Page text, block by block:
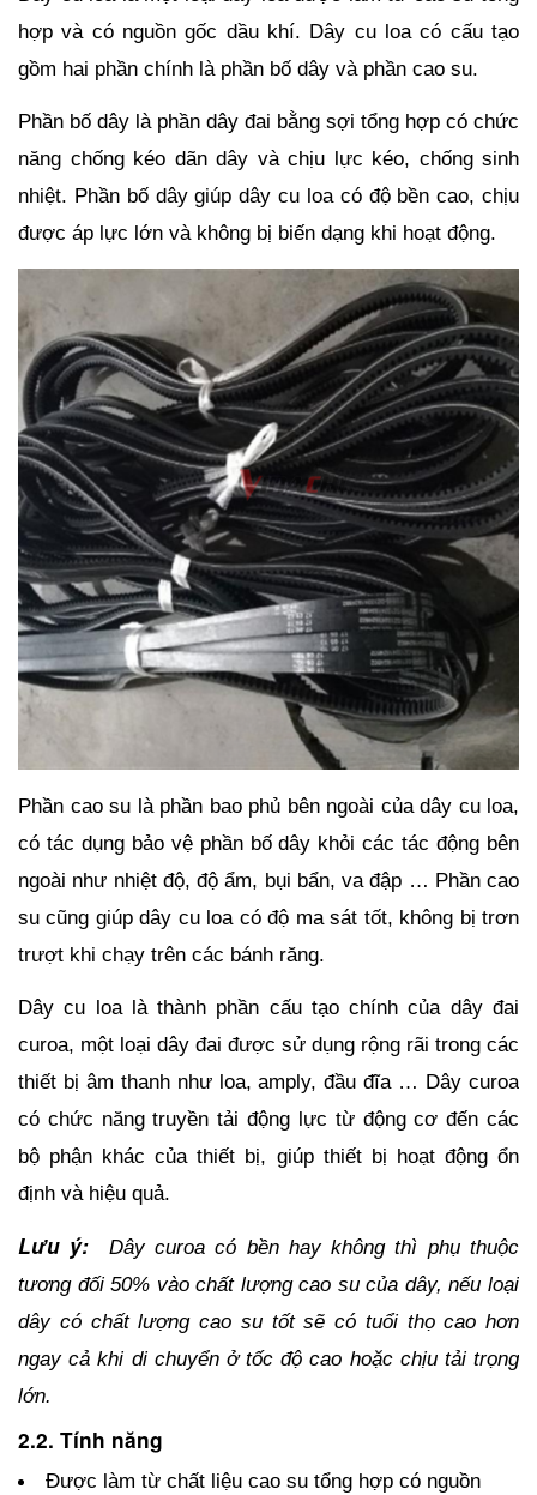
hợp và có nguồn gốc dầu khí. Dây cu loa có cấu tạo
gồm hai phần chính là phần bố dây và phần cao su.
Phần bố dây là phần dây đai bằng sợi tổng hợp có chức
năng chống kéo dãn dây và chịu lực kéo, chống sinh
nhiệt. Phần bố dây giúp dây cu loa có độ bền cao, chịu
được áp lực lớn và không bị biến dạng khi hoạt động.
Phần cao su là phần bao phủ bên ngoài của dây cu loa,
có tác dụng bảo vệ phần bố dây khỏi các tác động bên
ngoài như nhiệt độ, độ ẩm, bụi bẩn, va đập … Phần cao
su cũng giúp dây cu loa có độ ma sát tốt, không bị trơn
trượt khi chạy trên các bánh răng.
Dây cu loa là thành phần cấu tạo chính của dây đai
curoa, một loại dây đai được sử dụng rộng rãi trong các
thiết bị âm thanh như loa, amply, đầu đĩa … Dây curoa
có chức năng truyền tải động lực từ động cơ đến các
bộ phận khác của thiết bị, giúp thiết bị hoạt động ổn
định và hiệu quả.
Lưu ý:
Dây curoa có bền hay không thì phụ thuộc
tương đối 50% vào chất lượng cao su của dây, nếu loại
dây có chất lượng cao su tốt sẽ có tuổi thọ cao hơn
ngay cả khi di chuyển ở tốc độ cao hoặc chịu tải trọng
lớn.
2.2. Tính năng
Được làm từ chất liệu cao su tổng hợp có nguồn